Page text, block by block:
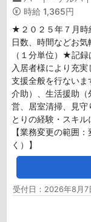
時給 1,365円
★２０２５年７月
日数、時間などお
（１分単位）★記
入居者様により充
支援全般を行ない
介助）、生活援助
営、居室清掃、見
とりの経験・スキル
【業務変更の範囲
く）】
受付日：2026年8月